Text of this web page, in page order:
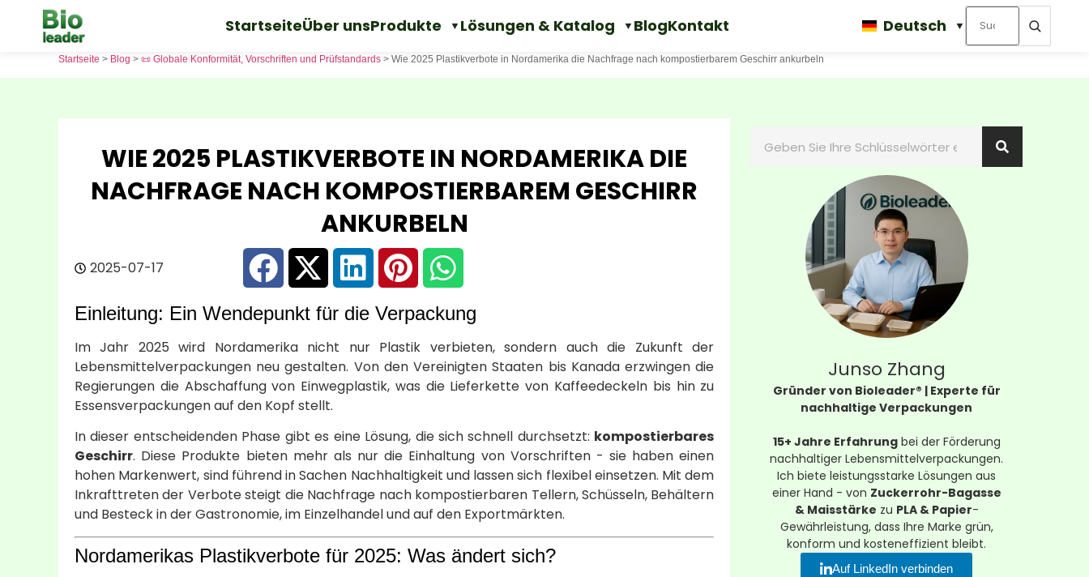
StartseiteÜber unsProdukte Lösungen & Katalog BlogKontakt Deutsch
Startseite > Blog > 📜 Globale Konformität, Vorschriften und Prüfstandards > Wie 2025 Plastikverbote in Nordamerika die Nachfrage nach kompostierbarem Geschirr ankurbeln
WIE 2025 PLASTIKVERBOTE IN NORDAMERIKA DIE
NACHFRAGE NACH KOMPOSTIERBAREM GESCHIRR
ANKURBELN
2025-07-17
Einleitung: Ein Wendepunkt für die Verpackung
Im Jahr 2025 wird Nordamerika nicht nur Plastik verbieten, sondern auch die Zukunft der
Lebensmittelverpackungen neu gestalten. Von den Vereinigten Staaten bis Kanada erzwingen die
Regierungen die Abschaffung von Einwegplastik, was die Lieferkette von Kaffeedeckeln bis hin zu
Essensverpackungen auf den Kopf stellt.
In dieser entscheidenden Phase gibt es eine Lösung, die sich schnell durchsetzt: kompostierbares
Geschirr. Diese Produkte bieten mehr als nur die Einhaltung von Vorschriften - sie haben einen
hohen Markenwert, sind führend in Sachen Nachhaltigkeit und lassen sich flexibel einsetzen. Mit dem
Inkrafttreten der Verbote steigt die Nachfrage nach kompostierbaren Tellern, Schüsseln, Behältern
und Besteck in der Gastronomie, im Einzelhandel und auf den Exportmärkten.
Nordamerikas Plastikverbote für 2025: Was ändert sich?
Junso Zhang
Gründer von Bioleader® | Experte für
nachhaltige Verpackungen
15+ Jahre Erfahrungbei der Förderung
nachhaltiger Lebensmittelverpackungen.
Ich biete leistungsstarke Lösungen aus
einer Hand - von Zuckerrohr-Bagasse
& Maisstärke zu PLA & Papier-
Gewährleistung, dass Ihre Marke grün,
konform und kosteneffizient bleibt.
Auf LinkedIn verbinden